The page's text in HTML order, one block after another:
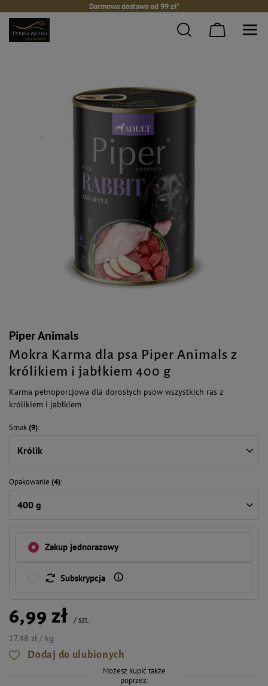
Darmowa dostawa od 99 zł*
Piper Animals
Mokra Karma dla psa Piper Animals z
królikiem i jabłkiem 400 g
Karma pełnoporcjowa dla dorosłych psów wszystkich ras z
królikiem i jabłkiem
Smak(9)
Królik
Opakowanie (4)
400 g
Zakup jednorazowy
Subskrypcja
6,99 zł /szt.
17,48 zł / kg
Dodaj do ulubionych
Możesz kupić także
poprzez: